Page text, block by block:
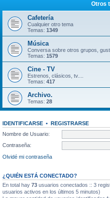
Otros
Cafetería
Cualquier otro tema
Temas: 1349
Música
Conversa sobre otros grupos,
Temas: 1579
Cine - TV
Estrenos, clásicos, tv....
Temas: 417
Archivo.
Temas: 28
IDENTIFICARSE • REGISTRARSE
Nombre de Usuario:
Contraseña:
Olvidé mi contraseña
¿QUIÉN ESTÁ CONECTADO?
En total hay 73 usuarios conectados :: 3
usuarios activos en los últimos 5 minutos)